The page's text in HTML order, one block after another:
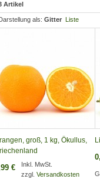
Artikel
als: Gitter Liste
groß, 1 kg, Ökullus,
€
Inkl. MwSt.
zzgl. Versandkosten